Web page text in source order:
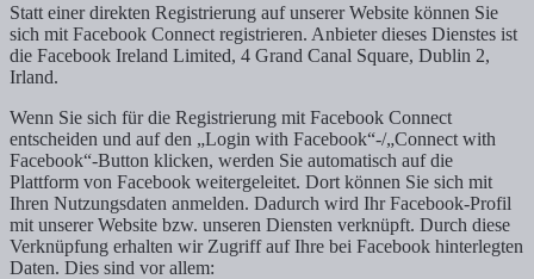
Statt einer direkten Registrierung auf unserer Website können Sie
sich mit Facebook Connect registrieren. Anbieter dieses Dienstes ist
die Facebook Ireland Limited, 4 Grand Canal Square, Dublin 2,
Irland.
Wenn Sie sich für die Registrierung mit Facebook Connect
entscheiden und auf den „Login with Facebook“-/„Connect with
Facebook“-Button klicken, werden Sie automatisch auf die
Plattform von Facebook weitergeleitet. Dort können Sie sich mit
Ihren Nutzungsdaten anmelden. Dadurch wird Ihr Facebook-Profil
mit unserer Website bzw. unseren Diensten verknüpft. Durch diese
Verknüpfung erhalten wir Zugriff auf Ihre bei Facebook hinterlegten
Daten. Dies sind vor allem: